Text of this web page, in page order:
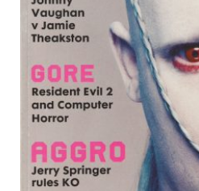
Sur le plan
un énorme impact.
dû au rôle de
Oui, parce qu’il était aussi jeune